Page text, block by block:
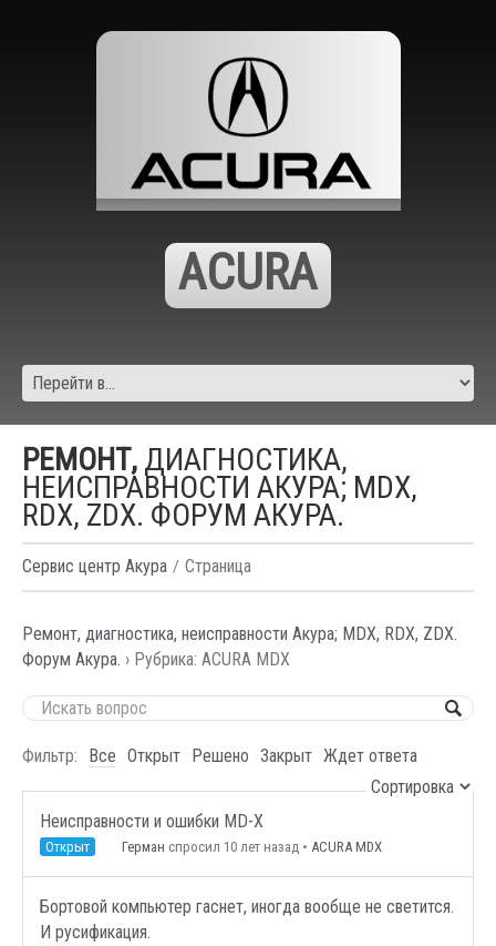
ACURA
РЕМОНТ, ДИАГНОСТИКА,
НЕИСПРАВНОСТИ АКУРА; MDX,
RDX, ZDX. ФОРУМ АКУРА.
Сервис центр Акура Страница
Ремонт, диагностика, неисправности Акура; MDX, RDX, ZDX.
Форум Акура. › Рубрика: ACURA MDX
Фильтр: Все Открыт Решено Закрыт Ждет ответа
Неисправности и ошибки MD-X
Открыт Герман спросил 10 лет назад • ACURA MDX
Бортовой компьютер гаснет, иногда вообще не светится.
И русификация.